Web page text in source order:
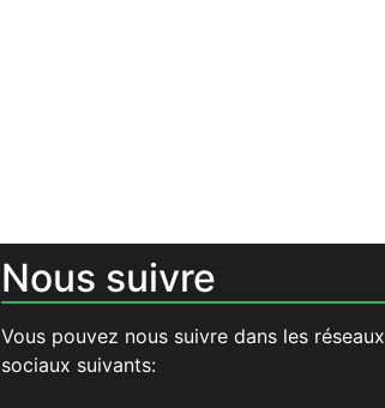
Nous suivre
Vous pouvez nous suivre dans les réseaux
sociaux suivants: